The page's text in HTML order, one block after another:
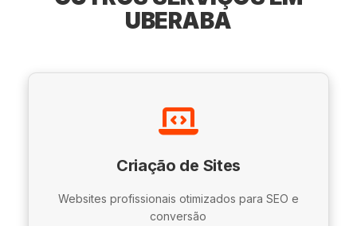
UBERABA
Criação de Sites
Websites profissionais otimizados para SEO e
conversão